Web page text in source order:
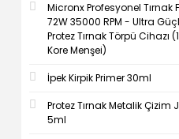
Micronx Profesyonel Tırnak
72W 35000 RPM - Ultra
Protez Tırnak Törpü Cihazı
Kore Menşei)
İpek Kirpik Primer 30ml
Protez Tırnak Metalik Çizim
5ml